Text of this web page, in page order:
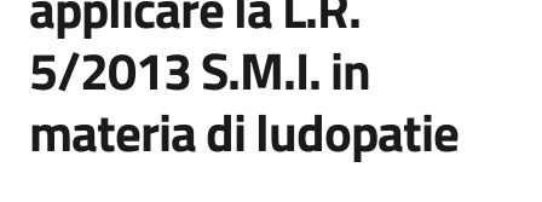
Tutti
gli
5/2013 S.M.I. in
materia di ludopatie